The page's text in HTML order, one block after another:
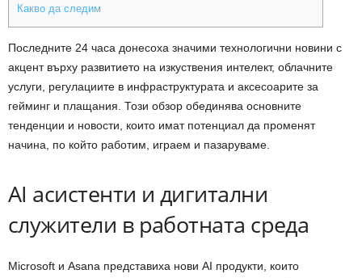
Какво да следим
Последните 24 часа донесоха значими технологични новини с
акцент върху развитието на изкуствения интелект, облачните
услуги, регулациите в инфраструктурата и аксесоарите за
гейминг и плащания. Този обзор обединява основните
тенденции и новости, които имат потенциал да променят
начина, по който работим, играем и пазаруваме.
AI асистенти и дигитални
служители в работната среда
Microsoft и Asana представиха нови AI продукти, които